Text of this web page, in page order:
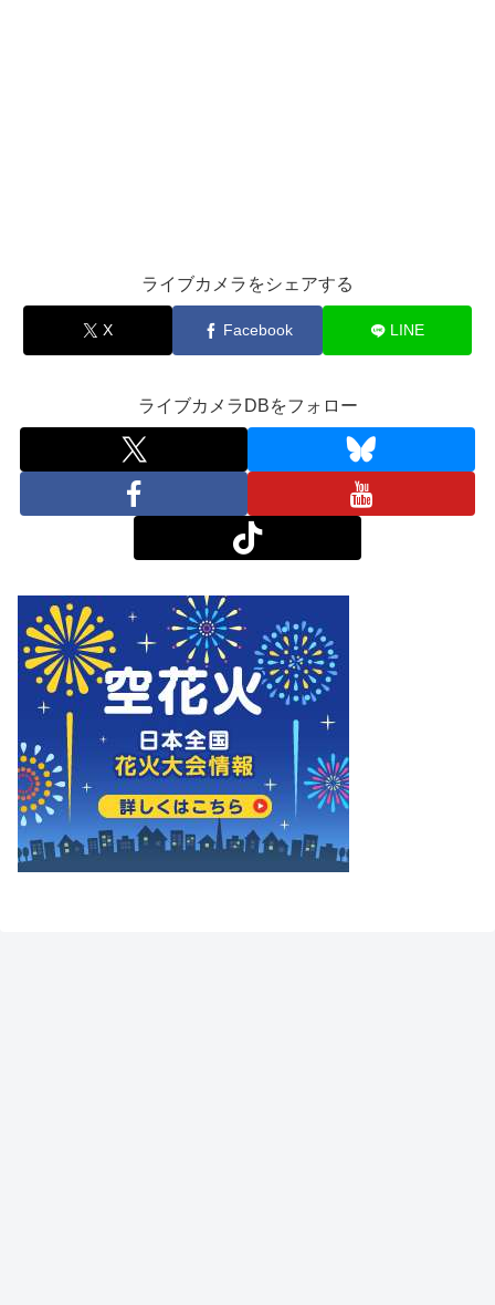
ライブカメラをシェアする
X Facebook LINE
ライブカメラDBをフォロー